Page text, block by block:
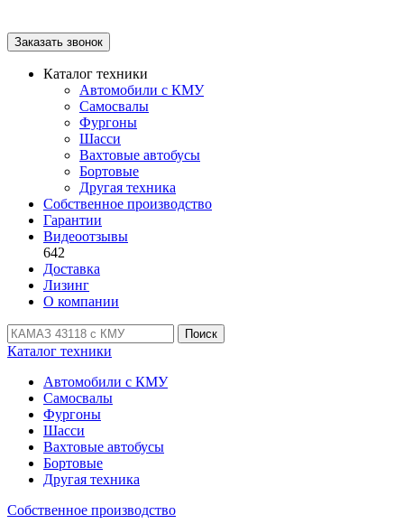
Заказать звонок
Каталог техники
Автомобили с КМУ
Самосвалы
Фургоны
Шасси
Вахтовые автобусы
Бортовые
Другая техника
Собственное производство
Гарантии
Видеоотзывы
642
Доставка
Лизинг
О компании
Поиск
Каталог техники
Автомобили с КМУ
Самосвалы
Фургоны
Шасси
Вахтовые автобусы
Бортовые
Другая техника
Собственное производство